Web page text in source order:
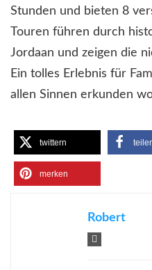
Stunden und bieten 8
Touren führen durch
Jordaan und zeigen die
Ein tolles Erlebnis für
allen Sinnen erkunden
twittern
merken
Robert